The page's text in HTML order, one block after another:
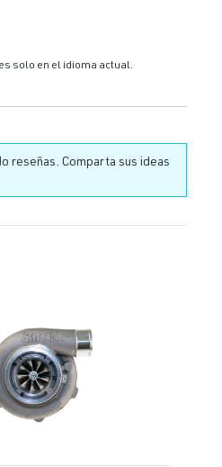
0 de 5 estrellas
solo en el idioma actual.
reseñas. Comparta sus ideas